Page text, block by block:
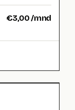
€3,00/mnd